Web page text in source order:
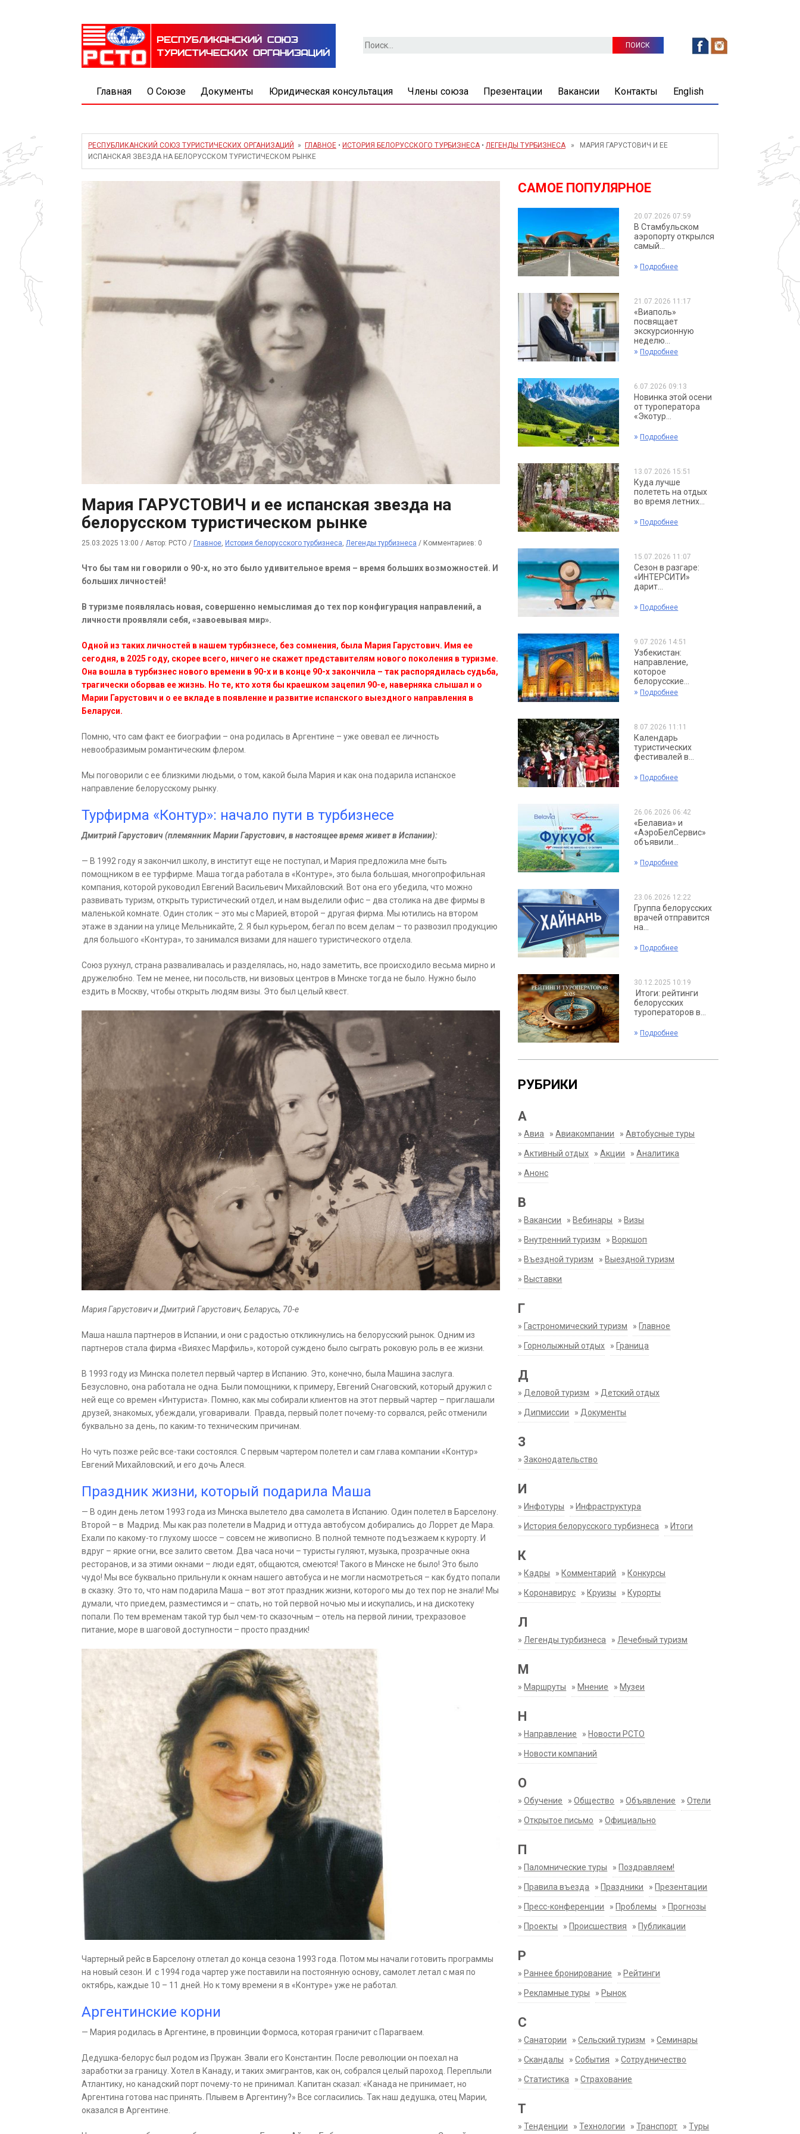
Найти:
Главная О Союзе Документы Юридическая консультация Члены союза Презентации Вакансии Контакты English
РЕСПУБЛИКАНСКИЙ СОЮЗ ТУРИСТИЧЕСКИХ ОРГАНИЗАЦИЙ » ГЛАВНОЕ • ИСТОРИЯ БЕЛОРУССКОГО ТУРБИЗНЕСА• ЛЕГЕНДЫ ТУРБИЗНЕСА» МАРИЯ ГАРУСТОВИЧ И ЕЕ
ИСПАНСКАЯ ЗВЕЗДА НА БЕЛОРУССКОМ ТУРИСТИЧЕСКОМ РЫНКЕ
Мария ГАРУСТОВИЧ и ее испанская звезда на
белорусском туристическом рынке
25.03.2025 13:00 / Автор: РСТО / Главное, История белорусского турбизнеса, Легенды турбизнеса / Комментариев: 0
Что бы там ни говорили о 90-х, но это было удивительное время – время больших возможностей. И
больших личностей!
В туризме появлялась новая, совершенно немыслимая до тех пор конфигурация направлений, а
личности проявляли себя, «завоевывая мир».
Одной из таких личностей в нашем турбизнесе, без сомнения, была Мария Гарустович. Имя ее
сегодня, в 2025 году, скорее всего, ничего не скажет представителям нового поколения в туризме.
Она вошла в турбизнес нового времени в 90-х и в конце 90-х закончила – так распорядилась судьба,
трагически оборвав ее жизнь. Но те, кто хотя бы краешком зацепил 90-е, наверняка слышал и о
Марии Гарустович и о ее вкладе в появление и развитие испанского выездного направления в
Беларуси.
Помню, что сам факт ее биографии – она родилась в Аргентине – уже овевал ее личность
невообразимым романтическим флером.
Мы поговорили с ее близкими людьми, о том, какой была Мария и как она подарила испанское
направление белорусскому рынку.
Турфирма «Контур»: начало пути в турбизнесе
Дмитрий Гарустович (племянник Марии Гарустович, в настоящее время живет в Испании):
— В 1992 году я закончил школу, в институт еще не поступал, и Мария предложила мне быть
помощником в ее турфирме. Маша тогда работала в «Контуре», это была большая, многопрофильная
компания, которой руководил Евгений Васильевич Михайловский. Вот она его убедила, что можно
развивать туризм, открыть туристический отдел, и нам выделили офис – два столика на две фирмы в
маленькой комнате. Один столик – это мы с Марией, второй – другая фирма. Мы ютились на втором
этаже в здании на улице Мельникайте, 2. Я был курьером, бегал по всем делам – то развозил продукцию
для большого «Контура», то занимался визами для нашего туристического отдела.
Союз рухнул, страна разваливалась и разделялась, но, надо заметить, все происходило весьма мирно и
дружелюбно. Тем не менее, ни посольств, ни визовых центров в Минске тогда не было. Нужно было
ездить в Москву, чтобы открыть людям визы. Это был целый квест.
Мария Гарустович и Дмитрий Гарустович, Беларусь, 70-е
Маша нашла партнеров в Испании, и они с радостью откликнулись на белорусский рынок. Одним из
партнеров стала фирма «Вияхес Марфиль», которой суждено было сыграть роковую роль в ее жизни.
В 1993 году из Минска полетел первый чартер в Испанию. Это, конечно, была Машина заслуга.
Безусловно, она работала не одна. Были помощники, к примеру, Евгений Снаговский, который дружил с
ней еще со времен «Интуриста». Помню, как мы собирали клиентов на этот первый чартер – приглашали
друзей, знакомых, убеждали, уговаривали. Правда, первый полет почему-то сорвался, рейс отменили
буквально за день, по каким-то техническим причинам.
Но чуть позже рейс все-таки состоялся. С первым чартером полетел и сам глава компании «Контур»
Евгений Михайловский, и его дочь Алеся.
Праздник жизни, который подарила Маша
— В один день летом 1993 года из Минска вылетело два самолета в Испанию. Один полетел в Барселону.
Второй – в Мадрид. Мы как раз полетели в Мадрид и оттуда автобусом добирались до Лоррет де Мара.
Ехали по какому-то глухому шоссе – совсем не живописно. В полной темноте подъезжаем к курорту. И
вдруг – яркие огни, все залито светом. Два часа ночи – туристы гуляют, музыка, прозрачные окна
ресторанов, и за этими окнами – люди едят, общаются, смеются! Такого в Минске не было! Это было
чудо! Мы все буквально прильнули к окнам нашего автобуса и не могли насмотреться – как будто попали
в сказку. Это то, что нам подарила Маша – вот этот праздник жизни, которого мы до тех пор не знали! Мы
думали, что приедем, разместимся и – спать, но той первой ночью мы и искупались, и на дискотеку
попали. По тем временам такой тур был чем-то сказочным – отель на первой линии, трехразовое
питание, море в шаговой доступности – просто праздник!
Чартерный рейс в Барселону отлетал до конца сезона 1993 года. Потом мы начали готовить программы
на новый сезон. И с 1994 года чартер уже поставили на постоянную основу, самолет летал с мая по
октябрь, каждые 10 – 11 дней. Но к тому времени я в «Контуре» уже не работал.
Аргентинские корни
— Мария родилась в Аргентине, в провинции Формоса, которая граничит с Парагваем.
Дедушка-белорус был родом из Пружан. Звали его Константин. После революции он поехал на
заработки за границу. Хотел в Канаду, и таких эмигрантов, как он, собрался целый пароход. Переплыли
Атлантику, но канадский порт почему-то не принимал. Капитан сказал: «Канада не принимает, но
Аргентина готова нас принять. Плывем в Аргентину?» Все согласились. Так наш дедушка, отец Марии,
оказался в Аргентине.
САМОЕ ПОПУЛЯРНОЕ
20.07.2026 07:59
В Стамбульском
аэропорту открылся
самый...
» Подробнее
21.07.2026 11:17
«Виаполь»
посвящает
экскурсионную
неделю...
» Подробнее
6.07.2026 09:13
Новинка этой осени
от туроператора
«Экотур...
» Подробнее
13.07.2026 15:51
Куда лучше
полететь на отдых
во время летних...
» Подробнее
15.07.2026 11:07
Сезон в разгаре:
«ИНТЕРСИТИ»
дарит...
» Подробнее
9.07.2026 14:51
Узбекистан:
направление,
которое
белорусские...
» Подробнее
8.07.2026 11:11
Календарь
туристических
фестивалей в...
» Подробнее
26.06.2026 06:42
«Белавиа» и
«АэроБелСервис»
объявили...
» Подробнее
23.06.2026 12:22
Группа белорусских
врачей отправится
на...
» Подробнее
30.12.2025 10:19
Итоги: рейтинги
белорусских
туроператоров в...
» Подробнее
РУБРИКИ
А
»Авиа »Авиакомпании »Автобусные туры
»Активный отдых »Акции »Аналитика
»Анонс
В
» Вакансии » Вебинары » Визы
» Внутренний туризм » Воркшоп
» Въездной туризм » Выездной туризм
» Выставки
Г
» Гастрономический туризм » Главное
» Горнолыжный отдых » Граница
Д
» Деловой туризм » Детский отдых
» Дипмиссии » Документы
З
»Законодательство
И
» Инфотуры » Инфраструктура
» История белорусского турбизнеса » Итоги
К
» Кадры » Комментарий » Конкурсы
» Коронавирус » Круизы » Курорты
Л
» Легенды турбизнеса » Лечебный туризм
М
» Маршруты » Мнение » Музеи
Н
» Направление » Новости РСТО
» Новости компаний
О
»Обучение »Общество »Объявление »Отели
»Открытое письмо »Официально
П
» Паломнические туры » Поздравляем!
» Правила въезда » Праздники » Презентации
» Пресс-конференции » Проблемы » Прогнозы
» Проекты » Происшествия » Публикации
Р
» Раннее бронирование » Рейтинги
» Рекламные туры » Рынок
С
»Санатории »Сельский туризм »Семинары
»Скандалы »События »Сотрудничество
»Статистика »Страхование
Т
»Тенденции »Технологии »Транспорт »Туры